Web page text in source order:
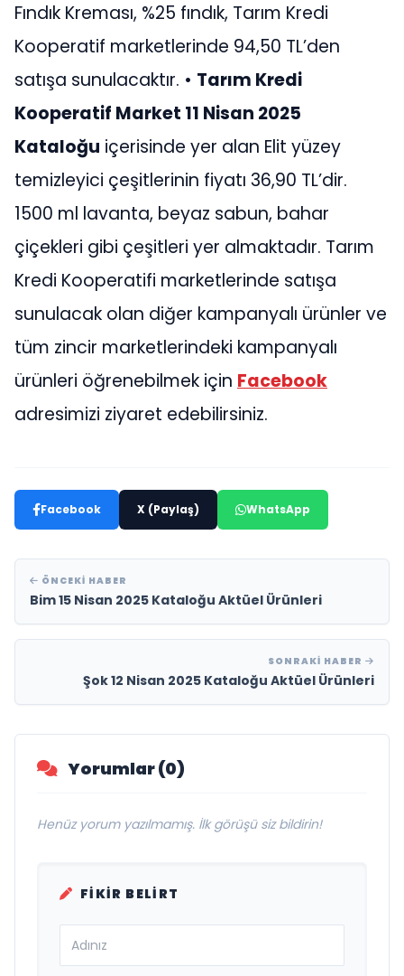
Fındık Kreması, %25 fındık, Tarım Kredi
Kooperatif marketlerinde 94,50 TL’den
satışa sunulacaktır. • Tarım Kredi
Kooperatif Market 11 Nisan 2025
Kataloğu içerisinde yer alan Elit yüzey
temizleyici çeşitlerinin fiyatı 36,90 TL’dir.
1500 ml lavanta, beyaz sabun, bahar
çiçekleri gibi çeşitleri yer almaktadır. Tarım
Kredi Kooperatifi marketlerinde satışa
sunulacak olan diğer kampanyalı ürünler ve
tüm zincir marketlerindeki kampanyalı
ürünleri öğrenebilmek için Facebook
adresimizi ziyaret edebilirsiniz.
Facebook X (Paylaş) WhatsApp
ÖNCEKI HABER
Bim 15 Nisan 2025 Kataloğu Aktüel Ürünleri
SONRAKI HABER
Şok 12 Nisan 2025 Kataloğu Aktüel Ürünleri
Yorumlar (0)
Henüz yorum yazılmamış. İlk görüşü siz bildirin!
FIKIR BELIRT